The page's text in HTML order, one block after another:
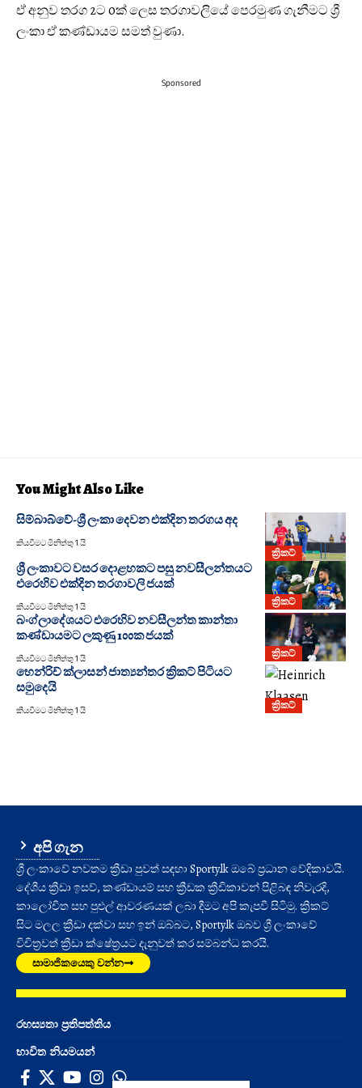
ඒ අනුව තරග 2ට 0ක් ලෙස තරගාවලියේ පෙරමුණ ගැනීමට ශ්‍රී
ලංකා ඒ කණ්ඩායම සමත් වුණා.
Sponsored
You Might Also Like
ක්‍රිකට්
සිම්බාබ්වේ-ශ්‍රී ලංකා දෙවන එක්දින තරගය අද
කියවීමට මිනිත්තු 1 යි
ක්‍රිකට්
ශ්‍රී ලංකාවට වසර දොළහකට පසු නවසීලන්තයට
එරෙහිව එක්දින තරගාවලි ජයක්
කියවීමට මිනිත්තු 1 යි
ක්‍රිකට්
බංග්ලාදේශයට එරෙහිව නවසීලන්ත කාන්තා
කණ්ඩායමට ලකුණු 100ක ජයක්
කියවීමට මිනිත්තු 1 යි
ක්‍රිකට්
හෙන්රිච් ක්ලාසන් ජාත්‍යන්තර ක්‍රිකට් පිටියට
සමුදෙයි
කියවීමට මිනිත්තු 1 යි
අපි ගැන
ශ්‍රී ලංකාවේ නවතම ක්‍රීඩා පුවත් සඳහා Sporty.lk ඔබේ ප්‍රධාන වේදිකාවයි.
දේශීය ක්‍රීඩා ඉසව්, කණ්ඩායම් සහ ක්‍රීඩක ක්‍රීඩිකාවන් පිළිබඳ නිවැරදි,
කාලෝචිත සහ පුළුල් ආවරණයක් ලබා දීමට අපි කැපවී සිටිමු. ක්‍රිකට්
සිට මලල ක්‍රීඩා දක්වා සහ ඉන් ඔබ්බට, Sporty.lk ඔබව ශ්‍රී ලංකාවේ
විචිත්‍රවත් ක්‍රීඩා ක්ෂේත්‍රයට දැනුවත් කර සම්බන්ධ කරයි.
සාමාජිකයෙකු වන්න
රහස්‍යතා ප්‍රතිපත්තිය
භාවිත නියමයන්